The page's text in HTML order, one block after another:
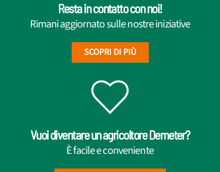
Resta in contatto con noi!
Rimani aggiornato sulle nostre iniziative
SCOPRI DI PIÙ
Vuoi diventare un agricoltore Demeter?
È facile e conveniente